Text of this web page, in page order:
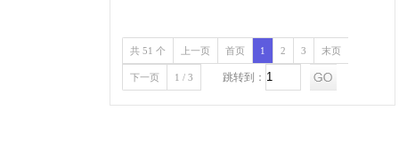
共 51 个 上一页 首页 1 2 3 末页
下一页 1 / 3 跳转到：